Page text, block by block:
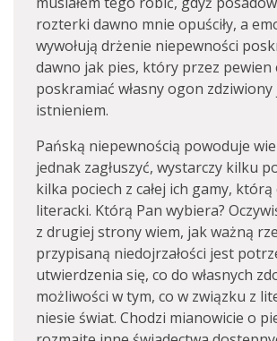
rozterki dawno mnie opuściły, a
wywołują drżenie niepewności
dawno jak pies, który przez pewien
poskramiać własny ogon zdziwiony
istnieniem.
Pańską niepewnością powoduje
jednak zagłuszyć, wystarczy kilku
kilka pociech z całej ich gamy,
literacki. Którą Pan wybiera?
z drugiej strony wiem, jak ważną
przypisaną niedojrzałości jest
utwierdzenia się, co do własnych
możliwości w tym, co w związku z
niesie świat. Chodzi mianowicie o